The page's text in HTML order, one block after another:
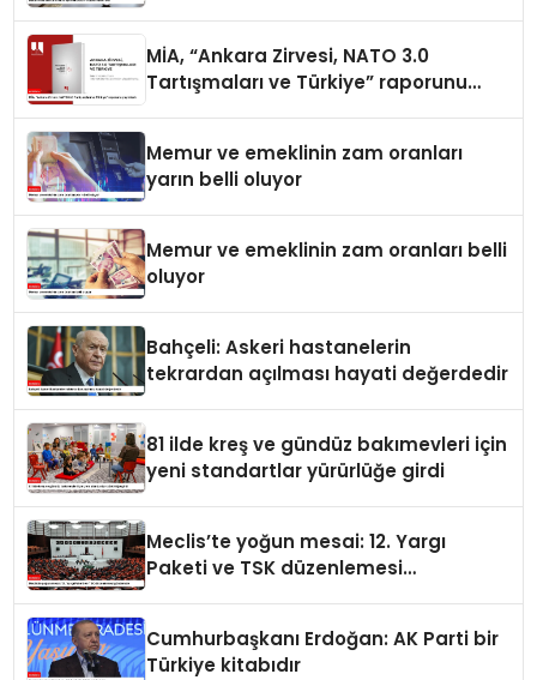
MİA, “Ankara Zirvesi, NATO 3.0
Tartışmaları ve Türkiye” raporunu
Memur ve emeklinin zam oranları
yarın belli oluyor
Memur ve emeklinin zam oranları belli
oluyor
Bahçeli: Askeri hastanelerin
tekrardan açılması hayati değerdedir
81 ilde kreş ve gündüz bakımevleri için
yeni standartlar yürürlüğe girdi
Meclis’te yoğun mesai: 12. Yargı
Paketi ve TSK düzenlemesi
Cumhurbaşkanı Erdoğan: AK Parti bir
Türkiye kitabıdır